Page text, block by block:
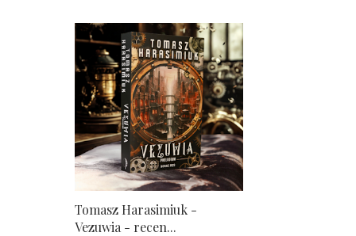
Tomasz Harasimiuk -
Vezuwia - recen...